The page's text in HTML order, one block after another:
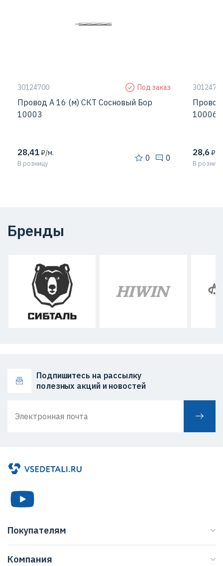
30124700 Под заказ
Провод А 16 (м) СКТ Сосновый Бор
10003
28,41₽/м.
В розницу
0 0
10006
28,6₽/
В розницу
Бренды
Подпишитесь на рассылку
полезных акций и новостей
Бренды
Покупателям
Компания